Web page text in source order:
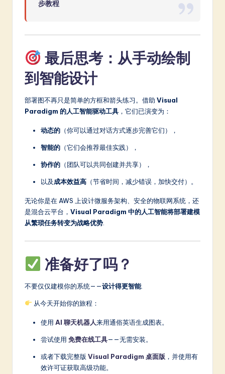
步教程
最后思考：从手动绘制
到智能设计
部署图不再只是简单的方框和箭头练习。借助 Visual
Paradigm 的人工智能驱动工具 ，它们已演变为：
动态的 （你可以通过对话方式逐步完善它们），
智能的 （它们会推荐最佳实践），
协作的 （团队可以共同创建并共享），
以及成本效益高 （节省时间，减少错误，加快交付）。
无论你是在 AWS 上设计微服务架构、安全的物联网系统，还
是混合云平台， Visual Paradigm 中的人工智能将部署建模
从繁琐任务转变为战略优势
准备好了吗？
不要仅仅建模你的系统——设计得更智能
从今天开始你的旅程：
使用 AI 聊天机器人来用通俗英语生成图表。
尝试使用 免费在线工具——无需安装。
或者下载完整版 Visual Paradigm 桌面版 ，并使用有
效许可证获取高级功能。